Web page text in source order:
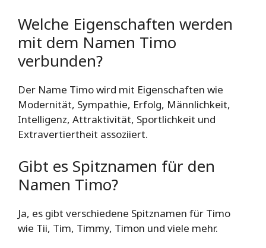
Welche Eigenschaften werden
mit dem Namen Timo
verbunden?
Der Name Timo wird mit Eigenschaften wie
Modernität, Sympathie, Erfolg, Männlichkeit,
Intelligenz, Attraktivität, Sportlichkeit und
Extravertiertheit assoziiert.
Gibt es Spitznamen für den
Namen Timo?
Ja, es gibt verschiedene Spitznamen für Timo
wie Tii, Tim, Timmy, Timon und viele mehr.